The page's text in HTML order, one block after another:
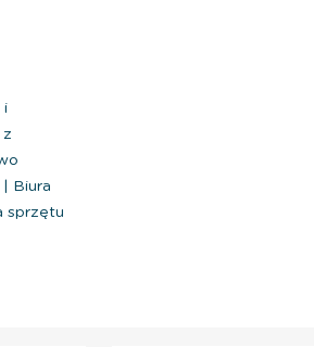
i
z
Biura
sprzętu